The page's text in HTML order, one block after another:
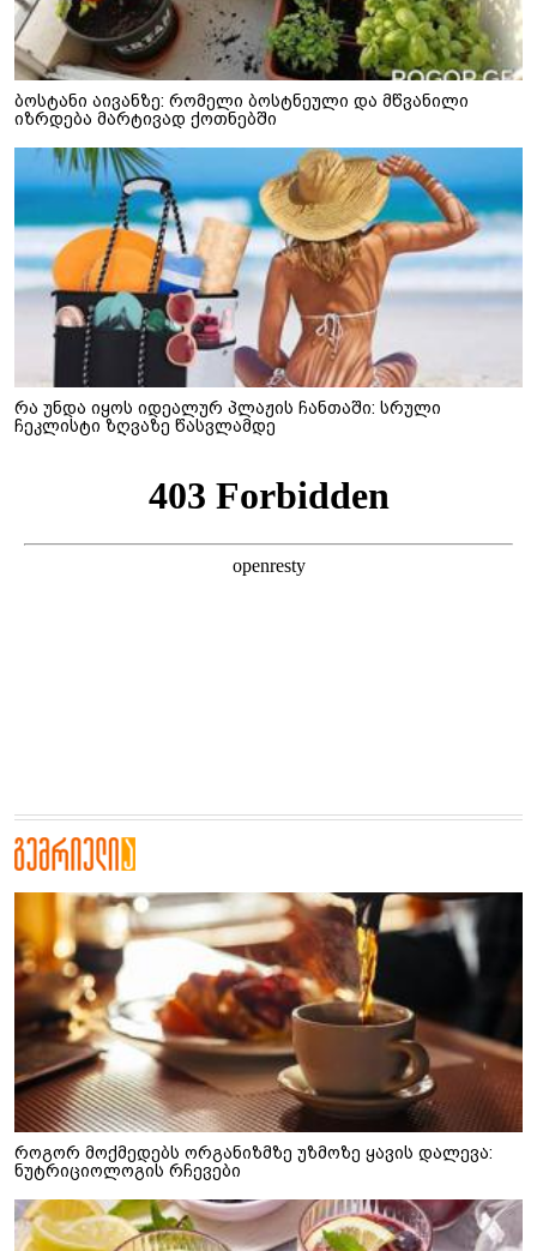
ბოსტანი აივანზე: რომელი ბოსტნეული და მწვანილი
იზრდება მარტივად ქოთნებში
რა უნდა იყოს იდეალურ პლაჟის ჩანთაში: სრული
ჩეკლისტი ზღვაზე წასვლამდე
როგორ მოქმედებს ორგანიზმზე უზმოზე ყავის დალევა:
ნუტრიციოლოგის რჩევები